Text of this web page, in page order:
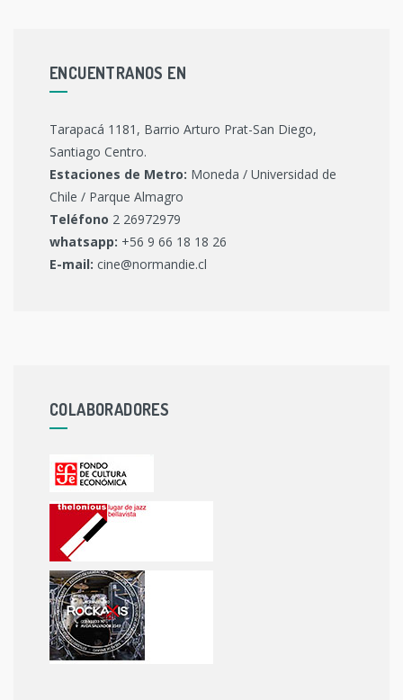
ENCUENTRANOS EN
Tarapacá 1181, Barrio Arturo Prat-San Diego,
Santiago Centro.
Estaciones de Metro: Moneda / Universidad de
Chile / Parque Almagro
Teléfono 2 26972979
whatsapp: +56 9 66 18 18 26
E-mail: cine@normandie.cl
COLABORADORES